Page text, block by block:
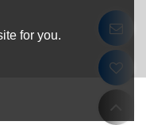
for you.